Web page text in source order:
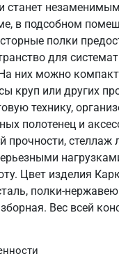
станет
в подсобном
полки
для
них можно
круп или других
технику,
полотенец и
прочности, стеллаж
Цвет изделия
полки-
Вес всей